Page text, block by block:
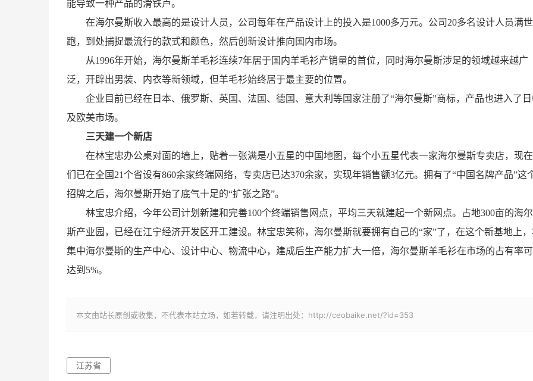
能导致一种产品的滑铁卢。
在海尔曼斯收入最高的是设计人员，公司每年在产品设计上的投入是1000多万元。公司20多名设计人员满
跑，到处捕捉最流行的款式和颜色，然后创新设计推向国内市场。
从1996年开始，海尔曼斯羊毛衫连续7年居于国内羊毛衫产销量的首位，同时海尔曼斯涉足的领域越来越广
泛，开辟出男装、内衣等新领域，但羊毛衫始终居于最主要的位置。
企业目前已经在日本、俄罗斯、英国、法国、德国、意大利等国家注册了“海尔曼斯”商标，产品也进入了
及欧美市场。
三天建一个新店
在林宝忠办公桌对面的墙上，贴着一张满是小五星的中国地图，每个小五星代表一家海尔曼斯专卖店，现
们已在全国21个省设有860余家终端网络，专卖店已达370余家，实现年销售额3亿元。拥有了“中国名牌产品”这
招牌之后，海尔曼斯开始了底气十足的“扩张之路”。
林宝忠介绍，今年公司计划新建和完善100个终端销售网点，平均三天就建起一个新网点。占地300亩的海
斯产业园，已经在江宁经济开发区开工建设。林宝忠笑称，海尔曼斯就要拥有自己的“家”了，在这个新基地上
集中海尔曼斯的生产中心、设计中心、物流中心，建成后生产能力扩大一倍，海尔曼斯羊毛衫在市场的占有率
达到5%。
本文由站长原创或收集，不代表本站立场，如若转载，请注明出处：http://ceobaike.net/?id=353
江苏省